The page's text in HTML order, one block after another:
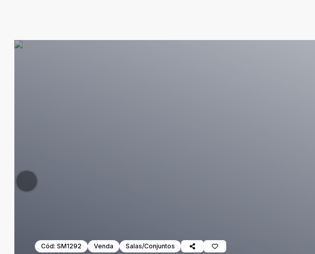
Cód: SM1292 Venda Salas/Conjuntos